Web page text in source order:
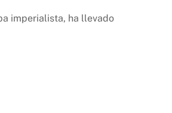
imperialista, ha llevado